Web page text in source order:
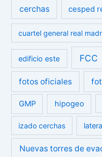
cerchas cesped
cuartel general real
edificio este FCC
fotos oficiales
GMP hipogeo
izado cerchas
Nuevas torres de